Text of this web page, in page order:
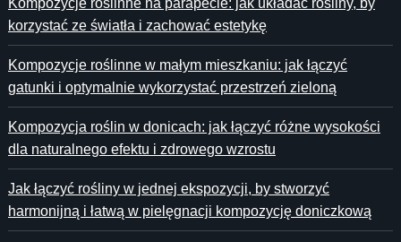
Kompozycje roślinne na parapecie: jak układać rośliny, by
korzystać ze światła i zachować estetykę
Kompozycje roślinne w małym mieszkaniu: jak łączyć
gatunki i optymalnie wykorzystać przestrzeń zieloną
Kompozycja roślin w donicach: jak łączyć różne wysokości
dla naturalnego efektu i zdrowego wzrostu
Jak łączyć rośliny w jednej ekspozycji, by stworzyć
harmonijną i łatwą w pielęgnacji kompozycję doniczkową